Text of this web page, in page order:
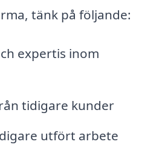
tänk på följande:
expertis inom
tidigare kunder
utfört arbete